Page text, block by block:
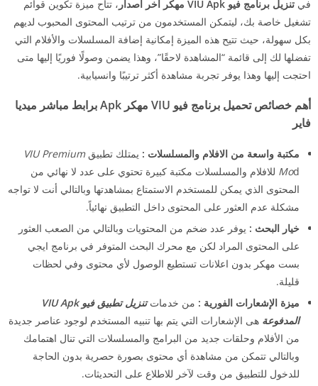
في تنزيل برنامج فيو VIU Apk مهكر أخر اصدار ، تتاح ميزة تكوين قوائم
تشغيل خاصة بك، ليتمكن المستخدمون من ترتيب المحتوى المحبوب لديهم
بكل سهولة، حيث تتيح هذه الميزة إمكانية إضافة المسلسلات والأفلام التي
تفضلها لك إلى قائمة “المشاهدة لاحقًا”، وهذا يضمن وصولًا فوريًا إليها متى
احتجت إليها وهذا يوفر تجربة مشاهدة أكثر ترتيبًا وانسيابية.
أهم خصائص تحميل برنامج فيو VIU مهكر Apk برابط مباشر ميديا
فاير
مكتبة واسعة من الافلام والمسلسلات : يمتلك تطبيق VIU Premium
Mo d للافلام والمسلسلات مكتبة كبيرة تحتوي على عدد لا نهائي من
المحتوى الذي يمكن للمستخدم الاستمتاع بمشاهدتها وبالتالي أنت لا تواجه
مشكلة عدم العثور على المحتوى داخل التطبيق نهائياً.
خيار البحث : يوفر عدد ضخم من المحتويات وبالتالي من الصعب العثور
على المحتوى المراد لكن مع محرك البحث المتوفر في برنامج ايجي
بست مهكر بدون اعلانات تستطيع الوصول لأي محتوى وفي لحظات
قليلة.
ميزة الإشعارات الفورية : من خدمات
تنزيل تطبيق فيو VIU Apk
المدفوعة هى الإشعارات التي يتم بها تنبيه المستخدم لوجود عناصر جديدة
من الأفلام وحلقات جديد من البرامج والمسلسلات التي تنال اهتمامك
وبالتالي تتمكن من مشاهدة أي محتوى بصورة حصرية بدون الحاجة
للدخول للتطبيق من وقت لآخر للاطلاع على التحديثات.